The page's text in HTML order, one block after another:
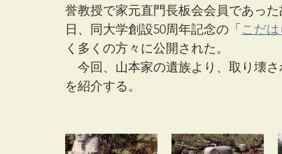
誉教授で家元直門長板会会員であっ
日、同大学創設50周年記念の「 こだ
く多くの方々に公開された。
今回、山本家の遺族より、取り壊
を紹介する。